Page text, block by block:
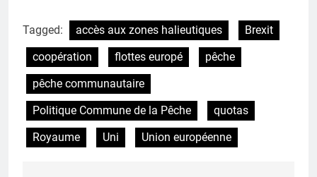
Tagged: accès aux zones halieutiques
Brexit
coopération
flottes europé
pêche
pêche communautaire
Politique Commune de la Pêche
quotas
Royaume
Uni Union européenne